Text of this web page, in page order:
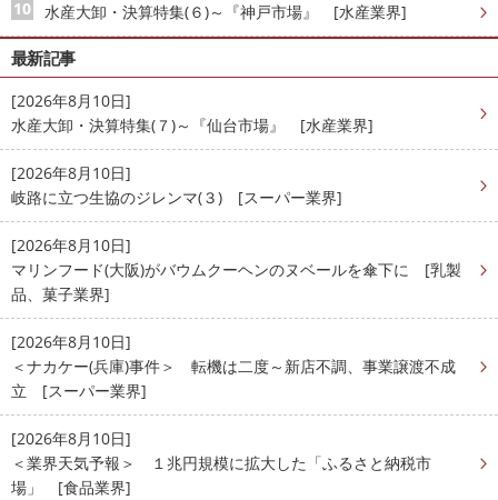
水産大卸・決算特集(６)～『神戸市場』 [水産業界]
最新記事
[2026年8月10日]
水産大卸・決算特集(７)～『仙台市場』 [水産業界]
[2026年8月10日]
岐路に立つ生協のジレンマ(３) [スーパー業界]
[2026年8月10日]
マリンフード(大阪)がバウムクーヘンのヌベールを傘下に [乳製
品、菓子業界]
[2026年8月10日]
＜ナカケー(兵庫)事件＞ 転機は二度～新店不調、事業譲渡不成
立 [スーパー業界]
[2026年8月10日]
＜業界天気予報＞ １兆円規模に拡大した「ふるさと納税市
場」 [食品業界]